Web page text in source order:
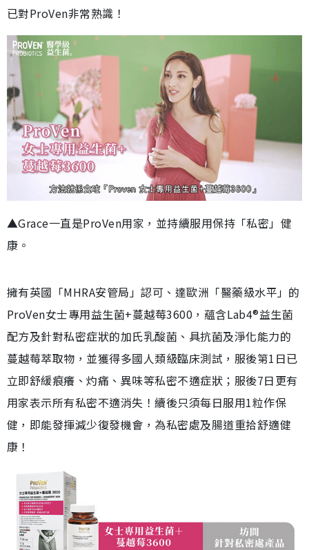
已對ProVen非常熟識！
▲Grace一直是ProVen用家，並持續服用保持「私密」健
康。
擁有英國「MHRA安管局」認可、達歐洲「醫藥級水平」的
ProVen女士專用益生菌+蔓越莓3600，蘊含Lab4®益生菌
配方及針對私密症狀的加氏乳酸菌、具抗菌及淨化能力的
蔓越莓萃取物，並獲得多國人類級臨床測試，服後第1日已
立即舒緩痕癢、灼痛、異味等私密不適症狀；服後7日更有
用家表示所有私密不適消失！續後只須每日服用1粒作保
健，即能發揮減少復發機會，為私密處及腸道重拾舒適健
康！